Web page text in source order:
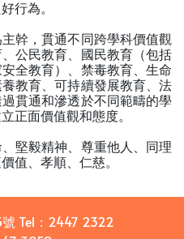
行為。
幹，貫通不同跨學科價值觀
公民教育、國民教育（包括
全教育）、禁毒教育、生命
教育、可持續發展教育、法
貫通和滲透於不同範疇的學
正面價值觀和態度。
堅毅精神、尊重他人、同理
值、孝順、仁慈。
Tel： 2447 2322